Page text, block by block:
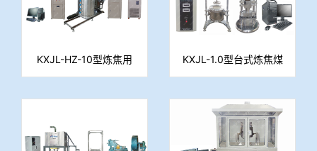
KXJL-HZ-10型炼焦用
煤结焦性快速评价装置
KXJL-1.0型台式炼焦煤
膨胀压力测定装置